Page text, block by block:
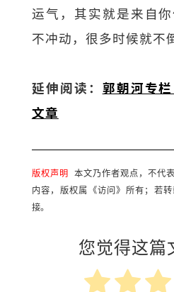
运气，其实就是来自你
不冲动，很多时候就不
延伸阅读： 郭朝河专
文章
版权声明 本文乃作者观点，不代
内容，版权属《访问》所有；若
接。
您觉得这篇